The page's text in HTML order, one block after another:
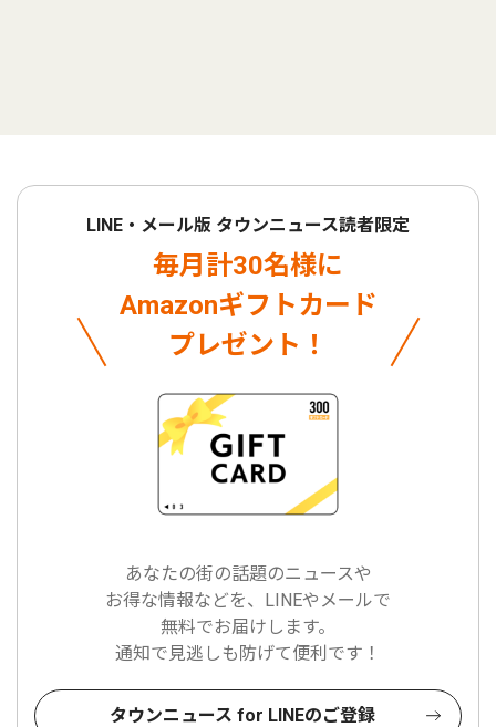
LINE・メール版 タウンニュース読者限定
毎月計30名様に
Amazonギフトカード
プレゼント！
あなたの街の話題のニュースや
お得な情報などを、LINEやメールで
無料でお届けします。
通知で見逃しも防げて便利です！
タウンニュース for LINEのご登録